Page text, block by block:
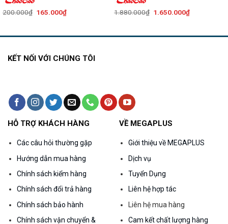
200.000₫ Giá
165.000₫Giá
165.000₫.
1.880.000₫ Giá
1.650.000₫Giá
1.650.000₫.
KẾT NỐI VỚI CHÚNG TÔI
HỖ TRỢ KHÁCH HÀNG
Các câu hỏi thường gặp
Hướng dẫn mua hàng
Chính sách kiểm hàng
Chính sách đổi trả hàng
Chính sách bảo hành
Chính sách vận chuyển &
VỀ MEGAPLUS
Giới thiệu về MEGAPLUS
Dịch vụ
Tuyển Dụng
Liên hệ hợp tác
Liên hệ mua hàng
Cam kết chất lượng hàng